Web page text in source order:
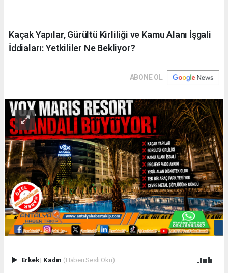
Kaçak Yapılar, Gürültü Kirliliği ve Kamu Alanı İşgali
İddiaları: Yetkililer Ne Bekliyor?
ABONE OL
Erkek| Kadın (Haberi Sesli Oku)